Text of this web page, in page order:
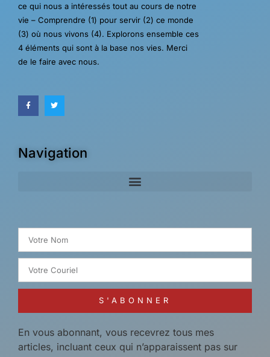
ce qui nous a intéressés tout au cours de notre
vie – Comprendre (1) pour servir (2) ce monde
(3) où nous vivons (4). Explorons ensemble ces
4 éléments qui sont à la base nos vies. Merci
de le faire avec nous.
Navigation
S'ABONNER
En vous abonnant, vous recevrez tous mes
articles, incluant ceux qui n’apparaissent pas sur